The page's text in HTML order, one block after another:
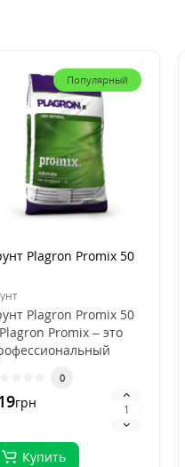
Популярный
Plagron Promix 50
Plagron Promix 50
Promix – это
..
0
грн
Купить